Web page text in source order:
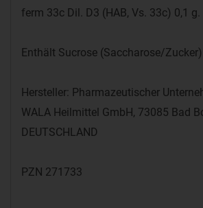
ferm 33c Dil. D3 (HAB, Vs. 33c) 0,1 g.
Enthält Sucrose (Saccharose/Zucker)
Hersteller: Pharmazeutischer
WALA Heilmittel GmbH, 73085 Bad
DEUTSCHLAND
PZN 271733